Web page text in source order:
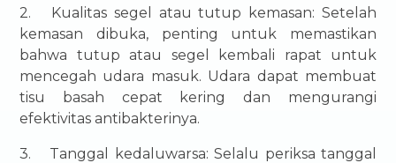
2.
Kualitas segel atau tutup kemasan: Setelah
kemasan dibuka, penting untuk memastikan
bahwa tutup atau segel kembali rapat untuk
mencegah udara masuk. Udara dapat membuat
tisu basah cepat kering dan mengurangi
efektivitas antibakterinya.
3.
Tanggal kedaluwarsa: Selalu periksa tanggal